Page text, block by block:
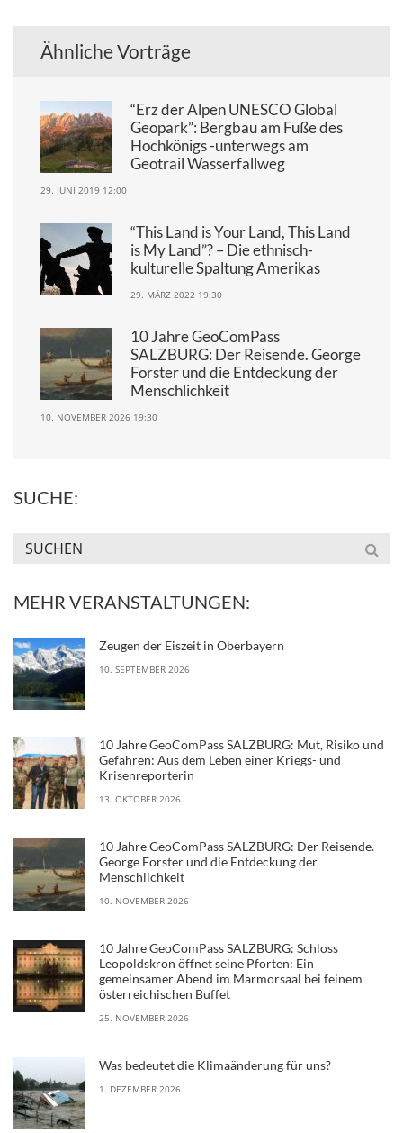
Ähnliche Vorträge
“Erz der Alpen UNESCO Global
Geopark”: Bergbau am Fuße des
Hochkönigs -unterwegs am
Geotrail Wasserfallweg
29. JUNI 2019 12:00
“This Land is Your Land, This Land
is My Land”? – Die ethnisch-
kulturelle Spaltung Amerikas
29. MÄRZ 2022 19:30
10 Jahre GeoComPass
SALZBURG: Der Reisende. George
Forster und die Entdeckung der
Menschlichkeit
10. NOVEMBER 2026 19:30
SUCHE:
MEHR VERANSTALTUNGEN:
Zeugen der Eiszeit in Oberbayern
10. SEPTEMBER 2026
10 Jahre GeoComPass SALZBURG: Mut, Risiko und
Gefahren: Aus dem Leben einer Kriegs- und
Krisenreporterin
13. OKTOBER 2026
10 Jahre GeoComPass SALZBURG: Der Reisende.
George Forster und die Entdeckung der
Menschlichkeit
10. NOVEMBER 2026
10 Jahre GeoComPass SALZBURG: Schloss
Leopoldskron öffnet seine Pforten: Ein
gemeinsamer Abend im Marmorsaal bei feinem
österreichischen Buffet
25. NOVEMBER 2026
Was bedeutet die Klimaänderung für uns?
1. DEZEMBER 2026